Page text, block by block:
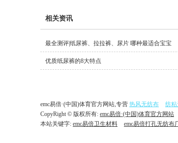
相关资讯
最全测评|纸尿裤、拉拉裤、尿片 哪种最适合宝宝
优质纸尿裤的8大特点
emc易倍·(中国)体育官方网站,专营 热风无纺布 纺
CopyRight © 版权所有: emc易倍·(中国)体育官方网站
本站关键字: emc易倍卫生材料 emc易倍打孔无纺布